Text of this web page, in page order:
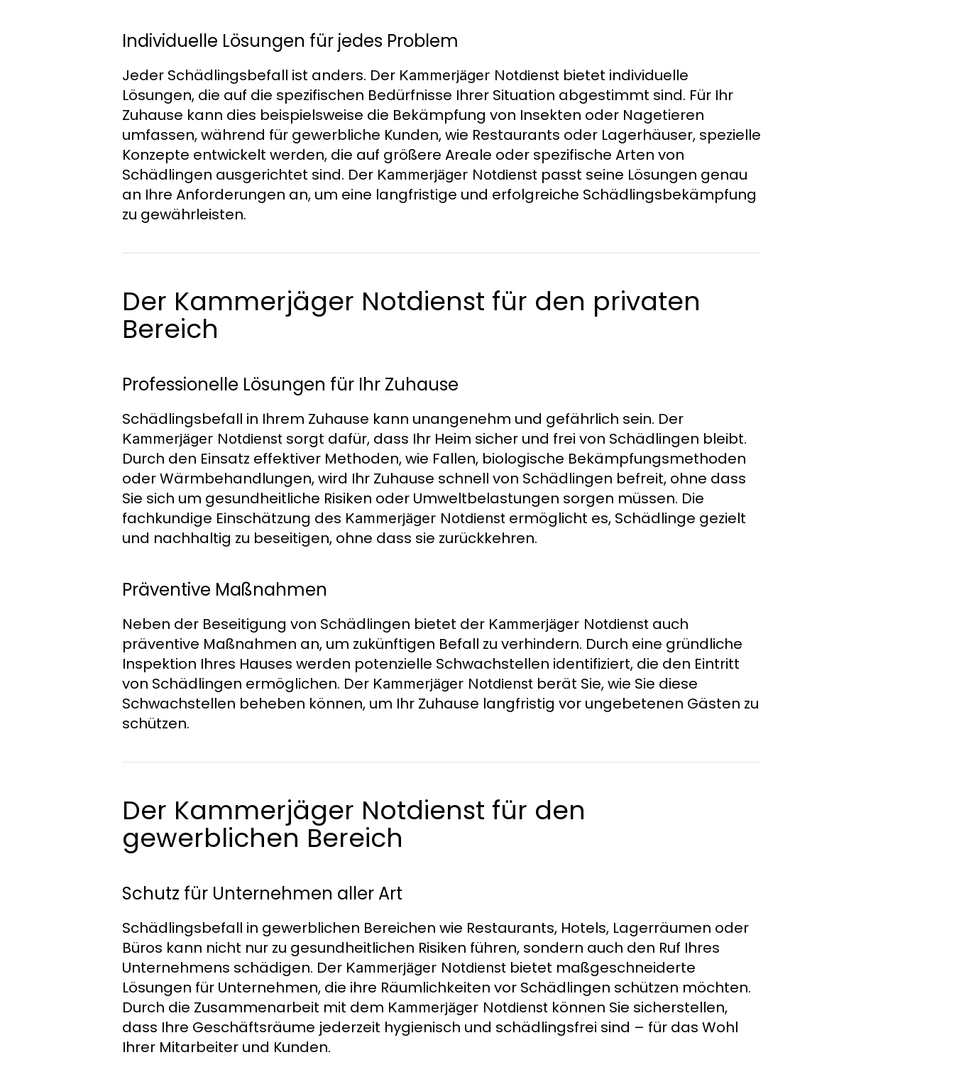
Individuelle Lösungen für jedes Problem
Jeder Schädlingsbefall ist anders. Der Kammerjäger Notdienst bietet individuelle
Lösungen, die auf die spezifischen Bedürfnisse Ihrer Situation abgestimmt sind. Für Ihr
Zuhause kann dies beispielsweise die Bekämpfung von Insekten oder Nagetieren
umfassen, während für gewerbliche Kunden, wie Restaurants oder Lagerhäuser, spezielle
Konzepte entwickelt werden, die auf größere Areale oder spezifische Arten von
Schädlingen ausgerichtet sind. Der Kammerjäger Notdienst passt seine Lösungen genau
an Ihre Anforderungen an, um eine langfristige und erfolgreiche Schädlingsbekämpfung
zu gewährleisten.
Der Kammerjäger Notdienst für den privaten
Bereich
Professionelle Lösungen für Ihr Zuhause
Schädlingsbefall in Ihrem Zuhause kann unangenehm und gefährlich sein. Der
Kammerjäger Notdienst sorgt dafür, dass Ihr Heim sicher und frei von Schädlingen bleibt.
Durch den Einsatz effektiver Methoden, wie Fallen, biologische Bekämpfungsmethoden
oder Wärmbehandlungen, wird Ihr Zuhause schnell von Schädlingen befreit, ohne dass
Sie sich um gesundheitliche Risiken oder Umweltbelastungen sorgen müssen. Die
fachkundige Einschätzung des Kammerjäger Notdienst ermöglicht es, Schädlinge gezielt
und nachhaltig zu beseitigen, ohne dass sie zurückkehren.
Präventive Maßnahmen
Neben der Beseitigung von Schädlingen bietet der Kammerjäger Notdienst auch
präventive Maßnahmen an, um zukünftigen Befall zu verhindern. Durch eine gründliche
Inspektion Ihres Hauses werden potenzielle Schwachstellen identifiziert, die den Eintritt
von Schädlingen ermöglichen. Der Kammerjäger Notdienst berät Sie, wie Sie diese
Schwachstellen beheben können, um Ihr Zuhause langfristig vor ungebetenen Gästen zu
schützen.
Der Kammerjäger Notdienst für den
gewerblichen Bereich
Schutz für Unternehmen aller Art
Schädlingsbefall in gewerblichen Bereichen wie Restaurants, Hotels, Lagerräumen oder
Büros kann nicht nur zu gesundheitlichen Risiken führen, sondern auch den Ruf Ihres
Unternehmens schädigen. Der Kammerjäger Notdienst bietet maßgeschneiderte
Lösungen für Unternehmen, die ihre Räumlichkeiten vor Schädlingen schützen möchten.
Durch die Zusammenarbeit mit dem Kammerjäger Notdienst können Sie sicherstellen,
dass Ihre Geschäftsräume jederzeit hygienisch und schädlingsfrei sind – für das Wohl
Ihrer Mitarbeiter und Kunden.